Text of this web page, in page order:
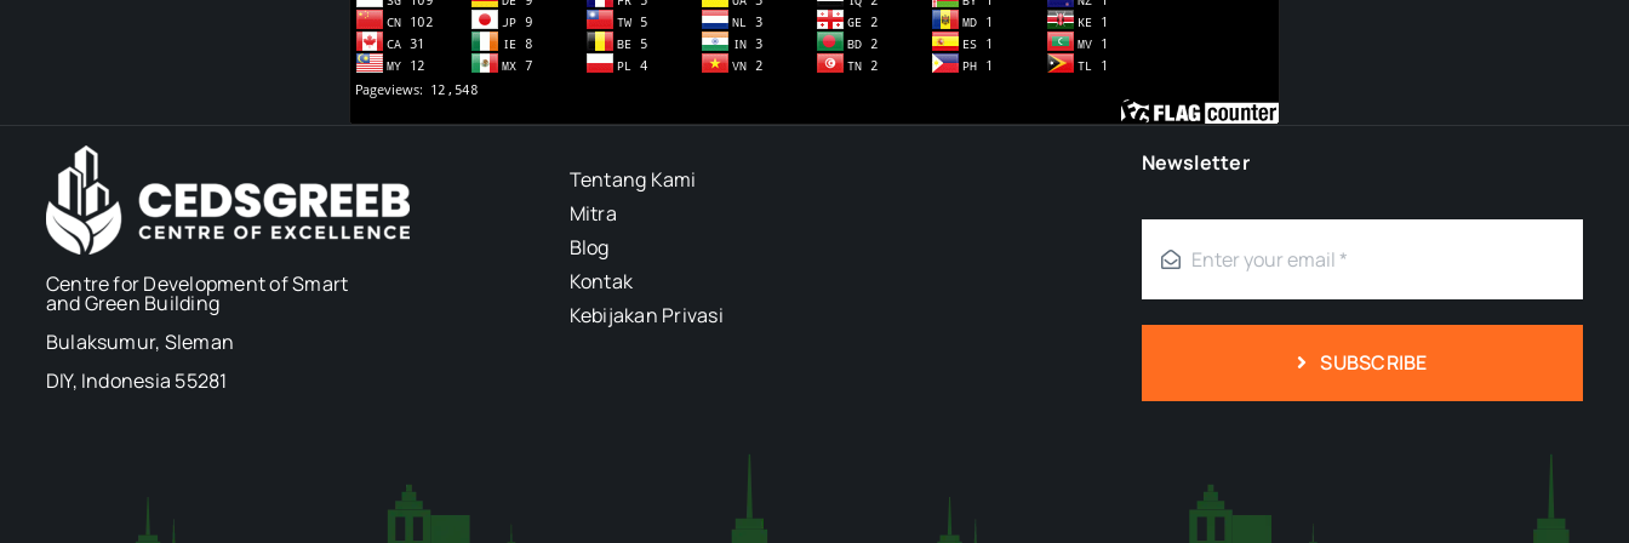
Centre for Development of Smart
and Green Building
Bulaksumur, Sleman
DIY, Indonesia 55281
Tentang Kami
Mitra
Blog
Kontak
Kebijakan Privasi
Newsletter
SUBSCRIBE